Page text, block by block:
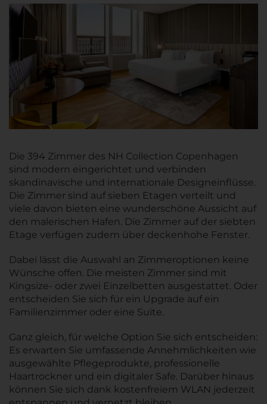
Die 394 Zimmer des NH Collection Copenhagen
sind modern eingerichtet und verbinden
skandinavische und internationale Designeinflüsse.
Die Zimmer sind auf sieben Etagen verteilt und
viele davon bieten eine wunderschöne Aussicht auf
den malerischen Hafen. Die Zimmer auf der siebten
Etage verfügen zudem über deckenhohe Fenster.
Dabei lässt die Auswahl an Zimmeroptionen keine
Wünsche offen. Die meisten Zimmer sind mit
Kingsize- oder zwei Einzelbetten ausgestattet. Oder
entscheiden Sie sich für ein Upgrade auf ein
Familienzimmer oder eine Suite.
Ganz gleich, für welche Option Sie sich entscheiden:
Es erwarten Sie umfassende Annehmlichkeiten wie
ausgewählte Pflegeprodukte, professionelle
Haartrockner und ein digitaler Safe. Darüber hinaus
können Sie sich dank kostenfreiem WLAN jederzeit